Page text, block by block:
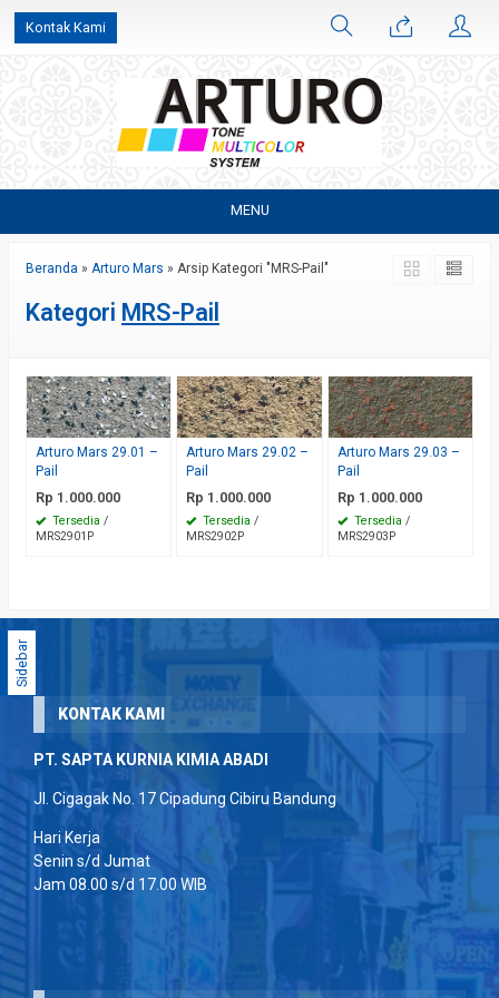
Kontak Kami
MENU
Beranda » Arturo Mars » Arsip Kategori "MRS-Pail"
Kategori MRS-Pail
Arturo Mars 29.01 –
Pail
Rp 1.000.000
Tersedia /
MRS2901P
Arturo Mars 29.02 –
Pail
Rp 1.000.000
Tersedia /
MRS2902P
Arturo Mars 29.03 –
Pail
Rp 1.000.000
Tersedia /
MRS2903P
Sidebar
KONTAK KAMI
PT. SAPTA KURNIA KIMIA ABADI
Jl. Cigagak No. 17 Cipadung Cibiru Bandung
Hari Kerja
Senin s/d Jumat
Jam 08.00 s/d 17.00 WIB